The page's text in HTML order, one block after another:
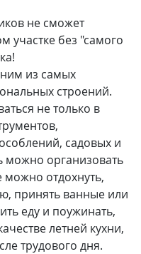
не сможет
участке без "самого
из самых
строений.
не только в
садовых и
можно организовать
можно отдохнуть,
принять ванные или
еду и поужинать,
летней кухни,
трудового дня.